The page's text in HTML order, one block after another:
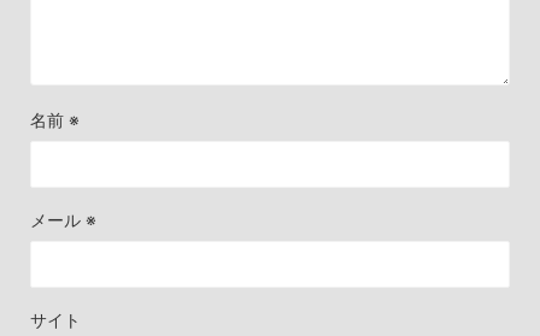
名前 ※
メール ※
サイト